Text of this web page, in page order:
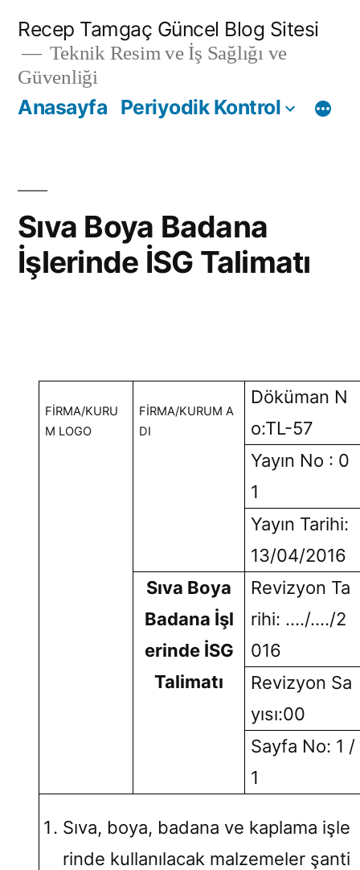
Recep Tamgaç Güncel Blog Sitesi
Teknik Resim ve İş Sağlığı ve
Güvenliği
Anasayfa Periyodik Kontrol
Sıva Boya Badana
İşlerinde İSG Talimatı
FİRMA/KURU
M LOGO
FİRMA/KURUM A
DI
Döküman N
o:TL-57
Yayın No : 0
1
Yayın Tarihi:
13/04/2016
Sıva Boya
Badana İşl
erinde İSG
Talimatı
Revizyon Ta
rihi: …./…./2
016
Revizyon Sa
yısı:00
Sayfa No: 1 /
1
Sıva, boya, badana ve kaplama işle
rinde kullanılacak malzemeler şanti